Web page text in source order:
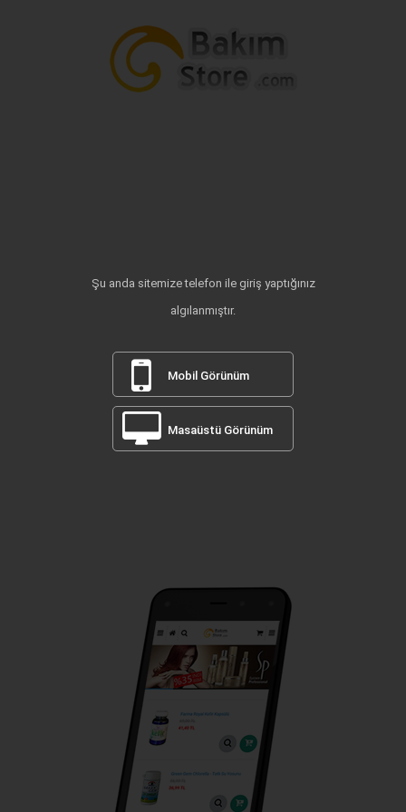
Şu anda sitemize telefon ile giriş yaptığınız
algılanmıştır.
Mobil Görünüm
Masaüstü Görünüm